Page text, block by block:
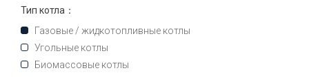
Тип котла：
Газовые / жидкотопливные котлы
Угольные котлы
Биомассовые котлы